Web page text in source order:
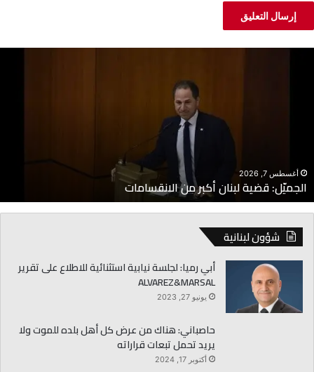
أغسطس 7, 2026
الجميّل: قضية لبنان أكبر من الانقسامات
شؤون لبنانية
أبي رميا: لجلسة نيابية استثنائية للاطلاع على تقرير
ALVAREZ&MARSAL
يونيو 27, 2023
حاصباني: هناك من عرض كل أهل بلده للموت ولا
يريد تحمل تبعات قراراته
أكتوبر 17, 2024